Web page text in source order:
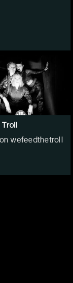
wefeedthetroll